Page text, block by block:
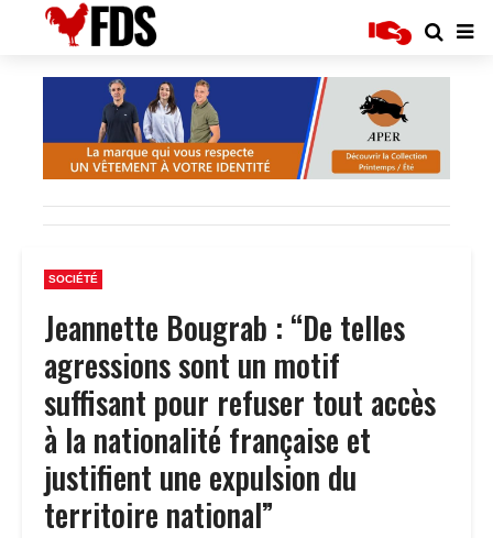
SOCIÉTÉ
Jeannette Bougrab : “De telles
agressions sont un motif
suffisant pour refuser tout accès
à la nationalité française et
justifient une expulsion du
territoire national”